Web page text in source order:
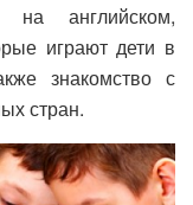
английском,
играют дети в
знакомство с
стран.